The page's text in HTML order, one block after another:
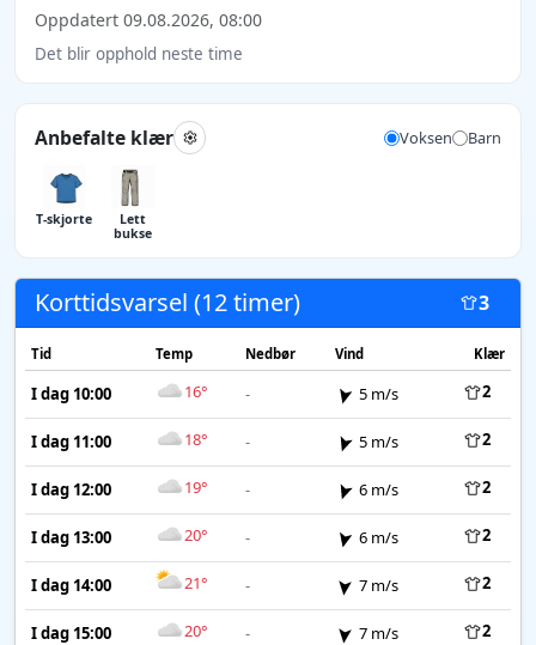
Oppdatert 09.08.2026, 08:00
Det blir opphold neste time
Anbefalte klær Voksen Barn
T-skjorte
Lett
bukse
Korttidsvarsel (12 timer) 3
Tid Temp Nedbør Vind Klær
I dag 10:00 16° - 5 m/s 2
I dag 11:00 18° - 5 m/s 2
I dag 12:00 19° - 6 m/s 2
I dag 13:00 20° - 6 m/s 2
I dag 14:00 21° - 7 m/s 2
I dag 15:00 20° - 7 m/s 2